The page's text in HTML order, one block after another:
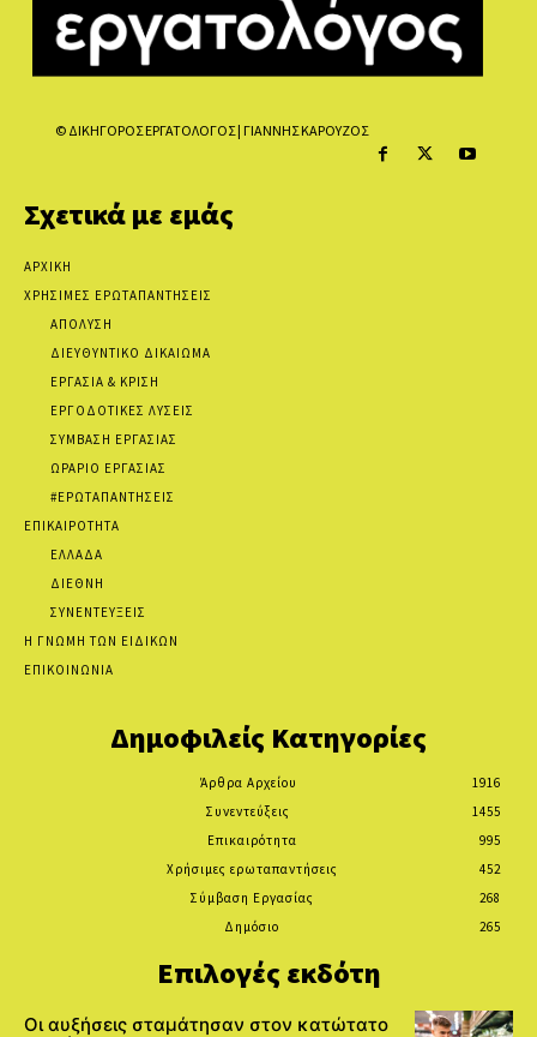
© ΔΙΚΗΓΟΡΟΣ ΕΡΓΑΤΟΛΟΓΟΣ | ΓΙΑΝΝΗΣ ΚΑΡΟΥΖΟΣ
Σχετικά με εμάς
ΑΡΧΙΚΗ
ΧΡΗΣΙΜΕΣ ΕΡΩΤΑΠΑΝΤΗΣΕΙΣ
ΑΠΟΛΥΣΗ
ΔΙΕΥΘΥΝΤΙΚΟ ΔΙΚΑΙΩΜΑ
ΕΡΓΑΣΙΑ & ΚΡΙΣΗ
ΕΡΓΟΔΟΤΙΚΕΣ ΛΥΣΕΙΣ
ΣΥΜΒΑΣΗ ΕΡΓΑΣΙΑΣ
ΩΡΑΡΙΟ ΕΡΓΑΣΙΑΣ
#ΕΡΩΤΑΠΑΝΤΗΣΕΙΣ
ΕΠΙΚΑΙΡΟΤΗΤΑ
ΕΛΛΑΔΑ
ΔΙΕΘΝΗ
ΣΥΝΕΝΤΕΥΞΕΙΣ
Η ΓΝΩΜΗ ΤΩΝ ΕΙΔΙΚΩΝ
ΕΠΙΚΟΙΝΩΝΙΑ
Δημοφιλείς Κατηγορίες
Άρθρα Αρχείου
1916
Συνεντεύξεις
1455
Επικαιρότητα
995
Χρήσιμες ερωταπαντήσεις
452
Σύμβαση Εργασίας
268
Δημόσιο
265
Επιλογές εκδότη
Οι αυξήσεις σταμάτησαν στον κατώτατο